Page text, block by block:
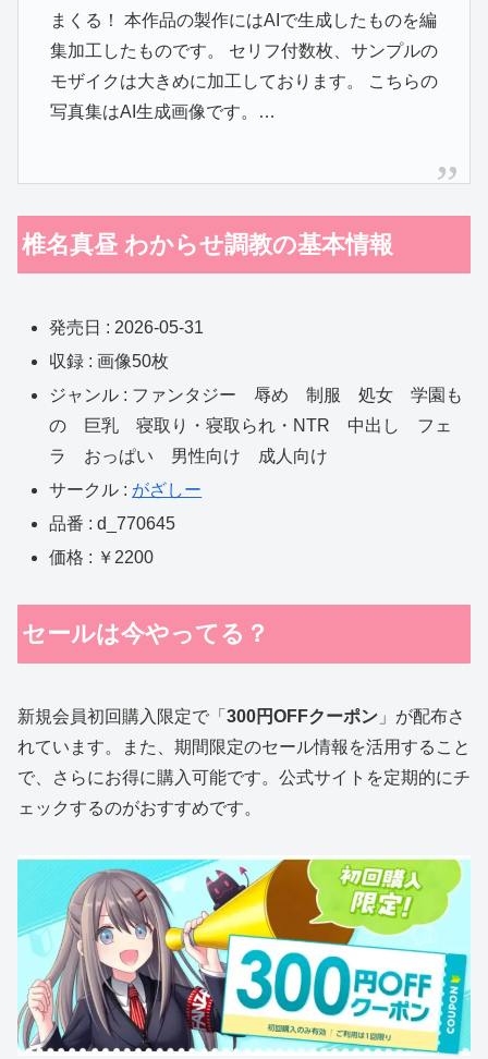
まくる！ 本作品の製作にはAIで生成したものを編
集加工したものです。 セリフ付数枚、サンプルの
モザイクは大きめに加工しております。 こちらの
写真集はAI生成画像です。…
椎名真昼 わからせ調教の基本情報
発売日 : 2026-05-31
収録 : 画像50枚
ジャンル : ファンタジー 辱め 制服 処女 学園も
の 巨乳 寝取り・寝取られ・NTR 中出し フェ
ラ おっぱい 男性向け 成人向け
サークル : がざしー
品番 : d_770645
価格 : ￥2200
セールは今やってる？
新規会員初回購入限定で「 300円OFFクーポン 」が配布さ
れています。また、期間限定のセール情報を活用すること
で、さらにお得に購入可能です。公式サイトを定期的にチ
ェックするのがおすすめです。